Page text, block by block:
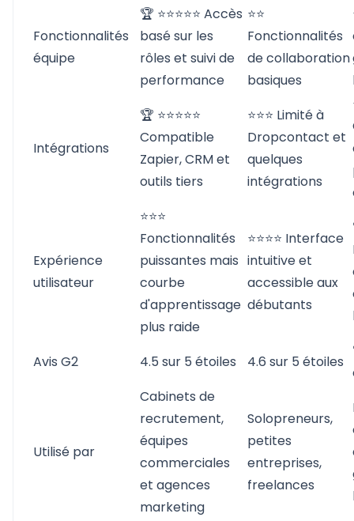
Fonctionnalités
équipe
🏆 ⭐⭐⭐⭐⭐ Accès
basé sur les
rôles et suivi de
performance
⭐⭐
Fonctionnalités
de collaboration
basiques
Intégrations
🏆 ⭐⭐⭐⭐⭐
Compatible
Zapier, CRM et
outils tiers
⭐⭐⭐ Limité à
Dropcontact et
quelques
intégrations
Expérience
utilisateur
⭐⭐⭐
Fonctionnalités
puissantes mais
courbe
d'apprentissage
plus raide
⭐⭐⭐⭐ Interface
intuitive et
accessible aux
débutants
Avis G2 4.5 sur 5 étoiles 4.6 sur 5 étoiles
Utilisé par
Cabinets de
recrutement,
équipes
commerciales
et agences
marketing
Solopreneurs,
petites
entreprises,
freelances